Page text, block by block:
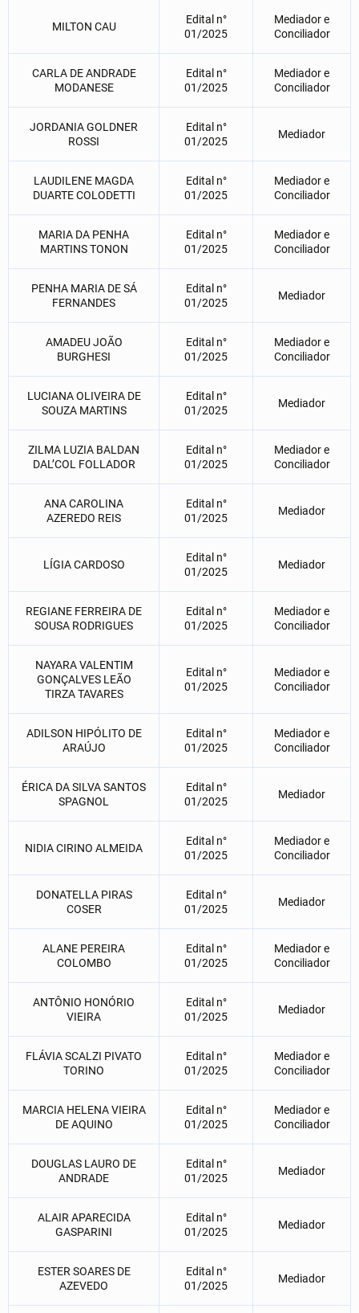
MILTON CAU
Edital n°
01/2025
Mediador e
Conciliador
CARLA DE ANDRADE
MODANESE
Edital n°
01/2025
Mediador e
Conciliador
JORDANIA GOLDNER
ROSSI
Edital n°
01/2025
Mediador
LAUDILENE MAGDA
DUARTE COLODETTI
Edital n°
01/2025
Mediador e
Conciliador
MARIA DA PENHA
MARTINS TONON
Edital n°
01/2025
Mediador e
Conciliador
PENHA MARIA DE SÁ
FERNANDES
Edital n°
01/2025
Mediador
AMADEU JOÃO
BURGHESI
Edital n°
01/2025
Mediador e
Conciliador
LUCIANA OLIVEIRA DE
SOUZA MARTINS
Edital n°
01/2025
Mediador
ZILMA LUZIA BALDAN
DAL’COL FOLLADOR
Edital n°
01/2025
Mediador e
Conciliador
ANA CAROLINA
AZEREDO REIS
Edital n°
01/2025
Mediador
LÍGIA CARDOSO
Edital n°
01/2025
Mediador
REGIANE FERREIRA DE
SOUSA RODRIGUES
Edital n°
01/2025
Mediador e
Conciliador
NAYARA VALENTIM
GONÇALVES LEÃO
TIRZA TAVARES
Edital n°
01/2025
Mediador e
Conciliador
ADILSON HIPÓLITO DE
ARAÚJO
Edital n°
01/2025
Mediador e
Conciliador
ÉRICA DA SILVA SANTOS
SPAGNOL
Edital n°
01/2025
Mediador
NIDIA CIRINO ALMEIDA
Edital n°
01/2025
Mediador e
Conciliador
DONATELLA PIRAS
COSER
Edital n°
01/2025
Mediador
ALANE PEREIRA
COLOMBO
Edital n°
01/2025
Mediador e
Conciliador
ANTÔNIO HONÓRIO
VIEIRA
Edital n°
01/2025
Mediador
FLÁVIA SCALZI PIVATO
TORINO
Edital n°
01/2025
Mediador e
Conciliador
MARCIA HELENA VIEIRA
DE AQUINO
Edital n°
01/2025
Mediador e
Conciliador
DOUGLAS LAURO DE
ANDRADE
Edital n°
01/2025
Mediador
ALAIR APARECIDA
GASPARINI
Edital n°
01/2025
Mediador
ESTER SOARES DE
AZEVEDO
Edital n°
01/2025
Mediador